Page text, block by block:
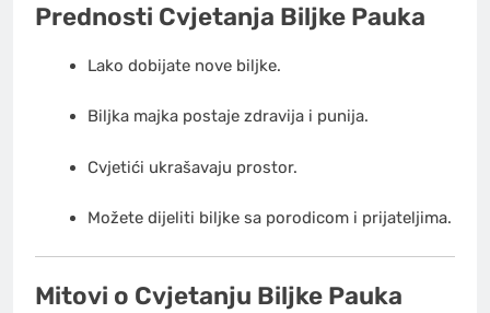
Prednosti Cvjetanja Biljke Pauka
Lako dobijate nove biljke.
Biljka majka postaje zdravija i punija.
Cvjetići ukrašavaju prostor.
Možete dijeliti biljke sa porodicom i prijateljima.
Mitovi o Cvjetanju Biljke Pauka